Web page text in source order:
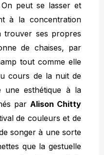
peut se lasser et
à la concentration
trouver ses propres
de chaises, par
tout comme elle
cours de la nuit de
une esthétique à la
par Alison Chitty
de couleurs et de
songer à une sorte
que la gestuelle